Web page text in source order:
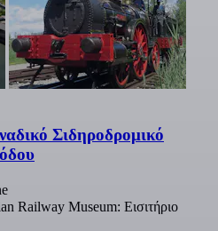
Σιδηροδρομικό
Railway Museum: Εισιτήριο